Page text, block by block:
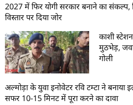
2027 में फिर योगी सरकार बनाने का संकल्प,
विस्तार पर दिया जोर
काशी
मुठभेड़,
गोली
अल्मोड़ा के युवा इनोवेटर रवि टम्टा ने बनाया
सफर 10-15 मिनट में पूरा करने का दावा